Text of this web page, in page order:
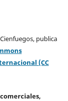
publica
(CC